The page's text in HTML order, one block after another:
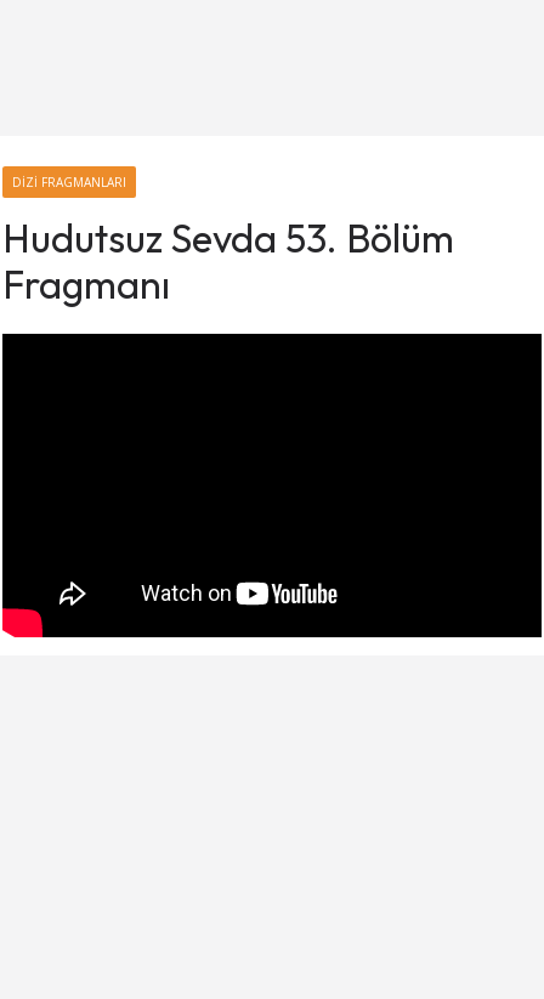
DIZI FRAGMANLARI
Hudutsuz Sevda 53. Bölüm
Fragmanı